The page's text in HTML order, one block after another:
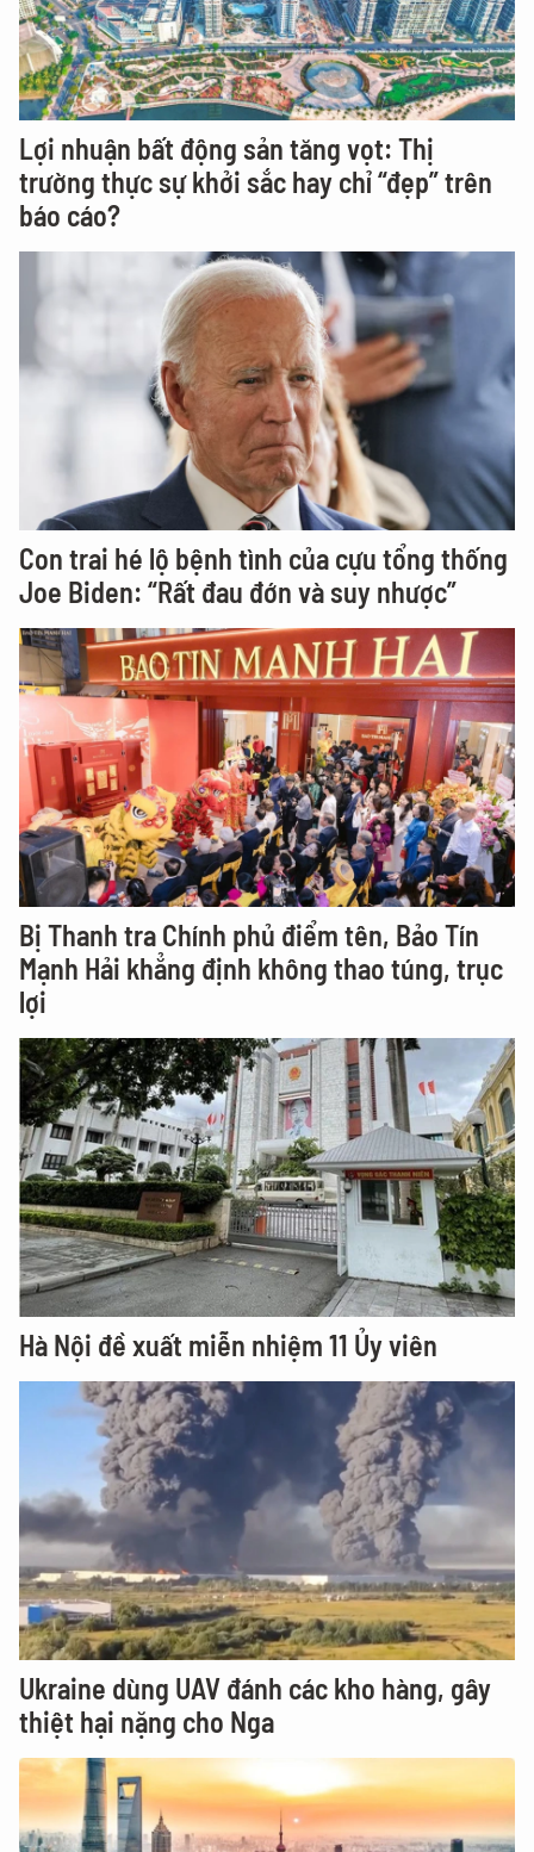
Lợi nhuận bất động sản tăng vọt: Thị
trường thực sự khởi sắc hay chỉ “đẹp” trên
báo cáo?
Con trai hé lộ bệnh tình của cựu tổng thống
Joe Biden: “Rất đau đớn và suy nhược”
Bị Thanh tra Chính phủ điểm tên, Bảo Tín
Mạnh Hải khẳng định không thao túng, trục
lợi
Hà Nội đề xuất miễn nhiệm 11 Ủy viên
Ukraine dùng UAV đánh các kho hàng, gây
thiệt hại nặng cho Nga